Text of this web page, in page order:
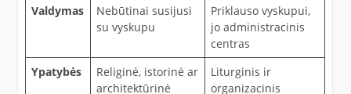
Valdymas
Nebūtinai susijusi
su vyskupu
Priklauso vyskupui,
jo administracinis
centras
Ypatybės
Religinė, istorinė ar
architektūrinė
Liturginis ir
organizacinis